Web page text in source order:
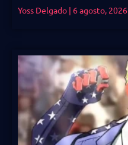
Yoss Delgado 6 agosto, 2026